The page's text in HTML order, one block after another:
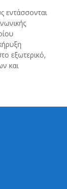
εντάσσονται
εξωτερικό,
και